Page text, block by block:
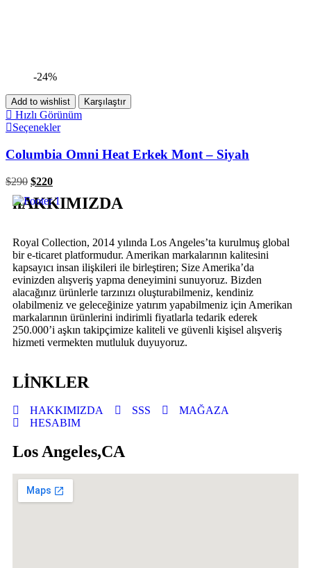
-24%
Add to wishlist Karşılaştır
Hızlı Görünüm
Seçenekler
Columbia Omni Heat Erkek Mont – Siyah
$290 $220
hAKKIMIZDA
Royal Collection, 2014 yılında Los Angeles’ta kurulmuş global
bir e-ticaret platformudur. Amerikan markalarının kalitesini
kapsayıcı insan ilişkileri ile birleştiren; Size Amerika’da
evinizden alışveriş yapma deneyimini sunuyoruz. Bizden
alacağınız ürünlerle tarzınızı oluşturabilmeniz, kendiniz
olabilmeniz ve geleceğinize yatırım yapabilmeniz için Amerikan
markalarının ürünlerini indirimli fiyatlarla tedarik ederek
250.000’i aşkın takipçimize kaliteli ve güvenli kişisel alışveriş
hizmeti vermekten mutluluk duyuyoruz.
LİNKLER
HAKKIMIZDA SSS
MAĞAZA
HESABIM
Los Angeles,CA